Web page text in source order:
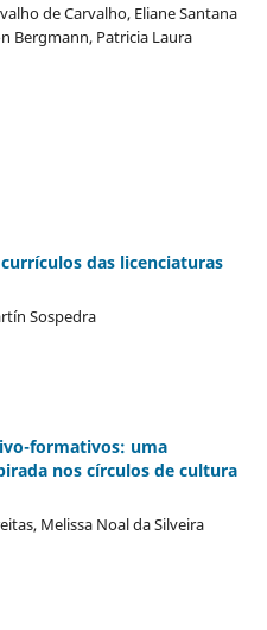
de Carvalho, Eliane Santana
Bergmann, Patricia Laura
das licenciaturas
Sospedra
formativos: uma
nos círculos de cultura
Melissa Noal da Silveira